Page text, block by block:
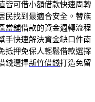
皆可借小額借款快速周轉
民找到最適合安全。替族
當舖借款的資金週轉流程
手快速解決資金缺口件南
抵押免保人輕鬆借款選擇
錢選擇新竹借錢打造免留